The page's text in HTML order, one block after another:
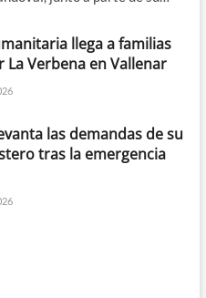
llega a familias
La Verbena en Vallenar
las demandas de su
tras la emergencia